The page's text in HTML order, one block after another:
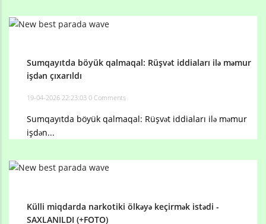
Sumqayıtda böyük qalmaqal: Rüşvət iddiaları ilə məmur
işdən çıxarıldı
19-04-2026 22:23:03 0 Comments
Sumqayıtda böyük qalmaqal: Rüşvət iddiaları ilə məmur
işdən...
Külli miqdarda narkotiki ölkəyə keçirmək istədi -
SAXLANILDI (+FOTO)